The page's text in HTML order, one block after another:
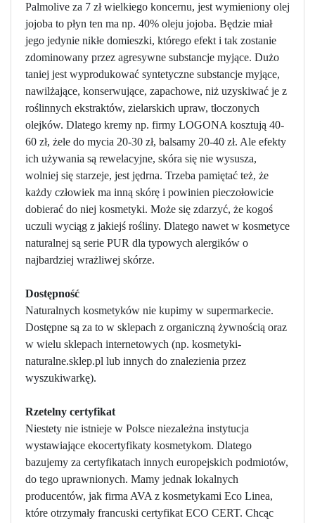
Palmolive za 7 zł wielkiego koncernu, jest wymieniony olej
jojoba to płyn ten ma np. 40% oleju jojoba. Będzie miał
jego jedynie nikłe domieszki, którego efekt i tak zostanie
zdominowany przez agresywne substancje myjące. Dużo
taniej jest wyprodukować syntetyczne substancje myjące,
nawilżające, konserwujące, zapachowe, niż uzyskiwać je z
roślinnych ekstraktów, zielarskich upraw, tłoczonych
olejków. Dlatego kremy np. firmy LOGONA kosztują 40-
60 zł, żele do mycia 20-30 zł, balsamy 20-40 zł. Ale efekty
ich używania są rewelacyjne, skóra się nie wysusza,
wolniej się starzeje, jest jędrna. Trzeba pamiętać też, że
każdy człowiek ma inną skórę i powinien pieczołowicie
dobierać do niej kosmetyki. Może się zdarzyć, że kogoś
uczuli wyciąg z jakiejś rośliny. Dlatego nawet w kosmetyce
naturalnej są serie PUR dla typowych alergików o
najbardziej wrażliwej skórze.
Dostępność
Naturalnych kosmetyków nie kupimy w supermarkecie.
Dostępne są za to w sklepach z organiczną żywnością oraz
w wielu sklepach internetowych (np. kosmetyki-
naturalne.sklep.pl lub innych do znalezienia przez
wyszukiwarkę).
Rzetelny certyfikat
Niestety nie istnieje w Polsce niezależna instytucja
wystawiające ekocertyfikaty kosmetykom. Dlatego
bazujemy za certyfikatach innych europejskich podmiotów,
do tego uprawnionych. Mamy jednak lokalnych
producentów, jak firma AVA z kosmetykami Eco Linea,
które otrzymały francuski certyfikat ECO CERT. Chcąc